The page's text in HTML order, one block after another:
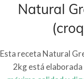
Natural
Esta receta Natural
2kg está elaborada